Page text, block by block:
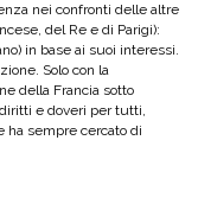
nei confronti delle altre
del Re e di Parigi):
in base ai suoi interessi.
Solo con la
della Francia sotto
e doveri per tutti,
ha sempre cercato di